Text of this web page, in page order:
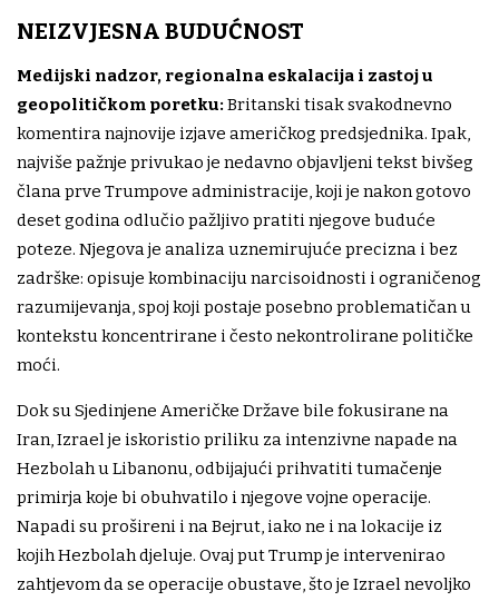
NEIZVJESNA BUDUĆNOST
Medijski nadzor, regionalna eskalacija i zastoj u
geopolitičkom poretku: Britanski tisak svakodnevno
komentira najnovije izjave američkog predsjednika. Ipak,
najviše pažnje privukao je nedavno objavljeni tekst bivšeg
člana prve Trumpove administracije, koji je nakon gotovo
deset godina odlučio pažljivo pratiti njegove buduće
poteze. Njegova je analiza uznemirujuće precizna i bez
zadrške: opisuje kombinaciju narcisoidnosti i ograničenog
razumijevanja, spoj koji postaje posebno problematičan u
kontekstu koncentrirane i često nekontrolirane političke
moći.
Dok su Sjedinjene Američke Države bile fokusirane na
Iran, Izrael je iskoristio priliku za intenzivne napade na
Hezbolah u Libanonu, odbijajući prihvatiti tumačenje
primirja koje bi obuhvatilo i njegove vojne operacije.
Napadi su prošireni i na Bejrut, iako ne i na lokacije iz
kojih Hezbolah djeluje. Ovaj put Trump je intervenirao
zahtjevom da se operacije obustave, što je Izrael nevoljko